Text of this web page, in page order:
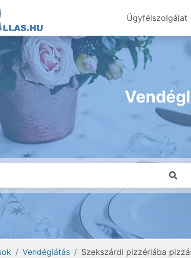
Ügyfélszolgálat
Vendéglátás Szekszárdi pizzériába